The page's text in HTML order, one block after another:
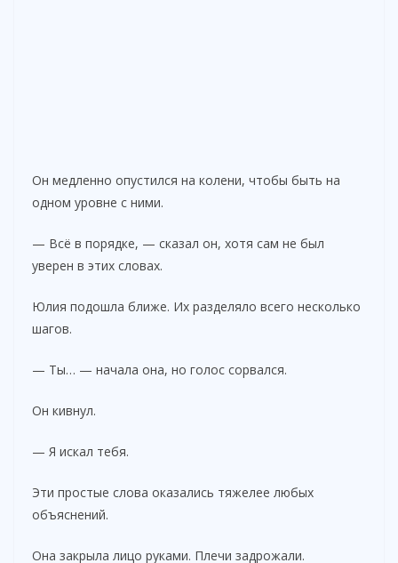
Он медленно опустился на колени, чтобы быть на
одном уровне с ними.
— Всё в порядке, — сказал он, хотя сам не был
уверен в этих словах.
Юлия подошла ближе. Их разделяло всего несколько
шагов.
— Ты… — начала она, но голос сорвался.
Он кивнул.
— Я искал тебя.
Эти простые слова оказались тяжелее любых
объяснений.
Она закрыла лицо руками. Плечи задрожали.